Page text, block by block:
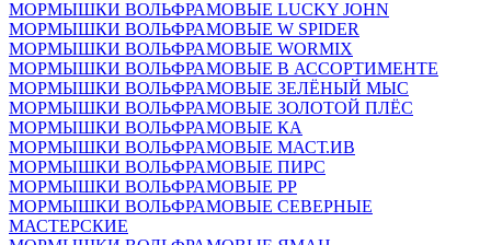
МОРМЫШКИ ВОЛЬФРАМОВЫЕ LUCKY JOHN
МОРМЫШКИ ВОЛЬФРАМОВЫЕ W SPIDER
МОРМЫШКИ ВОЛЬФРАМОВЫЕ WORMIX
МОРМЫШКИ ВОЛЬФРАМОВЫЕ В АССОРТИМЕНТЕ
МОРМЫШКИ ВОЛЬФРАМОВЫЕ ЗЕЛЁНЫЙ МЫС
МОРМЫШКИ ВОЛЬФРАМОВЫЕ ЗОЛОТОЙ ПЛЁС
МОРМЫШКИ ВОЛЬФРАМОВЫЕ КА
МОРМЫШКИ ВОЛЬФРАМОВЫЕ МАСТ.ИВ
МОРМЫШКИ ВОЛЬФРАМОВЫЕ ПИРС
МОРМЫШКИ ВОЛЬФРАМОВЫЕ РР
МОРМЫШКИ ВОЛЬФРАМОВЫЕ СЕВЕРНЫЕ
МАСТЕРСКИЕ